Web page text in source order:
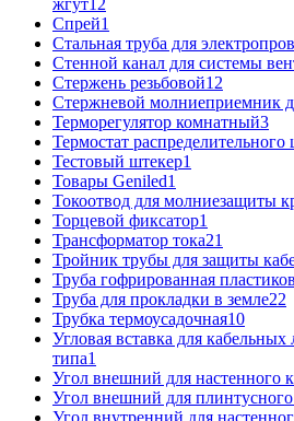
Спрей1
Стальная труба для
Стенной канал для системы
Стержень резьбовой12
Стержневой молниеприемник
Терморегулятор комнатный3
Термостат распределительного
Тестовый штекер1
Товары Geniled1
Токоотвод для молниезащиты
Торцевой фиксатор1
Трансформатор тока21
Тройник трубы для защиты
Труба гофрированная
Труба для прокладки в земле22
Трубка термоусадочная10
Угловая вставка для кабельных
типа1
Угол внешний для настенного
Угол внешний для плинтусного
Угол внутренний для